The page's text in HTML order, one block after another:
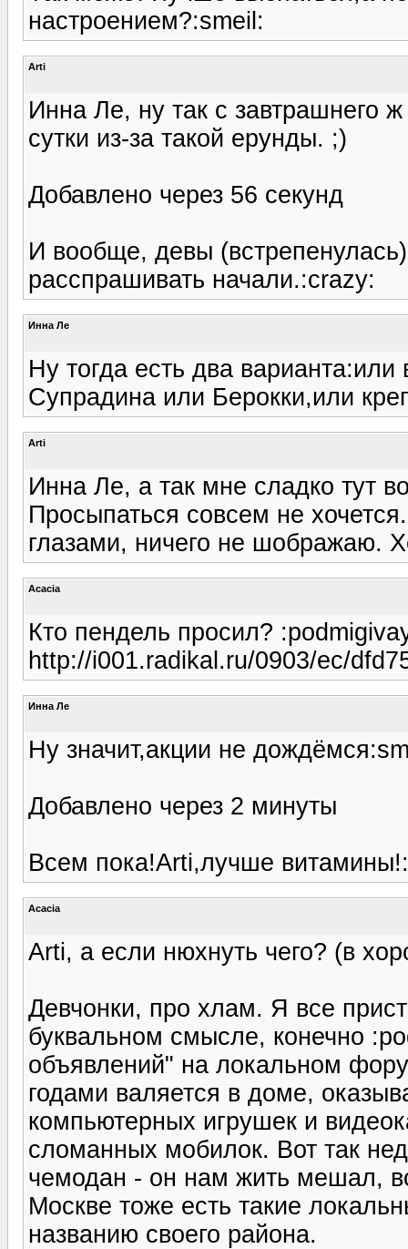
настроением?:smeil:
Arti
Инна Ле, ну так с завтрашнего
сутки из-за такой ерунды. ;)
Добавлено через 56 секунд
И вообще, девы
расспрашивать начали.:crazy:
Инна Ле
Ну тогда есть два
Супрадина или Берокки,или
Arti
Инна Ле, а так мне сладко тут
Просыпаться совсем не
глазами, ничего не шображаю.
Acacia
Кто пендель просил?
http://i001.radikal.ru/0903/ec/
Инна Ле
Ну значит,акции не
Добавлено через 2 минуты
Всем пока!Arti,лучше
Acacia
Arti, а если нюхнуть чего? (в
Девчонки, про хлам. Я все
буквальном смысле, конечно
объявлений" на локальном
годами валяется в доме,
компьютерных игрушек и
сломанных мобилок. Вот так
чемодан - он нам жить мешал,
Москве тоже есть такие
названию своего района.